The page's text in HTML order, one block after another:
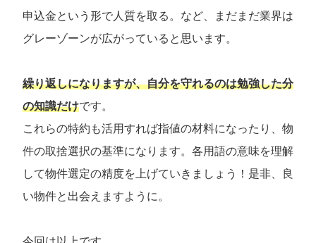
申込金という形で人質を取る。など、まだまだ業界は
グレーゾーンが広がっていると思います。
繰り返しになりますが、自分を守れるのは勉強した分
の知識だけです。
これらの特約も活用すれば指値の材料になったり、物
件の取捨選択の基準になります。各用語の意味を理解
して物件選定の精度を上げていきましょう！是非、良
い物件と出会えますように。